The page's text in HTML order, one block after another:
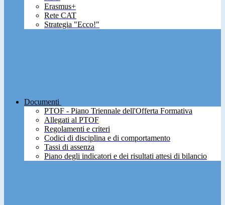
Erasmus+
Rete CAT
Strategia "Ecco!"
Documenti
PTOF - Piano Triennale dell'Offerta Formativa
Allegati al PTOF
Regolamenti e criteri
Codici di disciplina e di comportamento
Tassi di assenza
Piano degli indicatori e dei risultati attesi di bilancio